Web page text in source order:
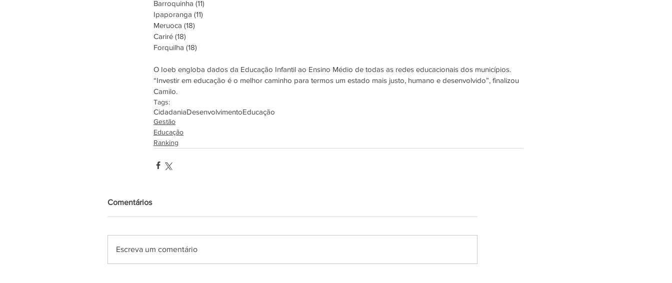
Barroquinha (11)
Ipaporanga (11)
Meruoca (18)
Cariré (18)
Forquilha (18)
O Ioeb engloba dados da Educação Infantil ao Ensino Médio de todas as redes educacionais dos municípios.
“Investir em educação é o melhor caminho para termos um estado mais justo, humano e desenvolvido”, finalizou
Camilo.
Tags:
CidadaniaDesenvolvimentoEducação
Gestão
Educação
Ranking
Comentários
Escreva um comentário